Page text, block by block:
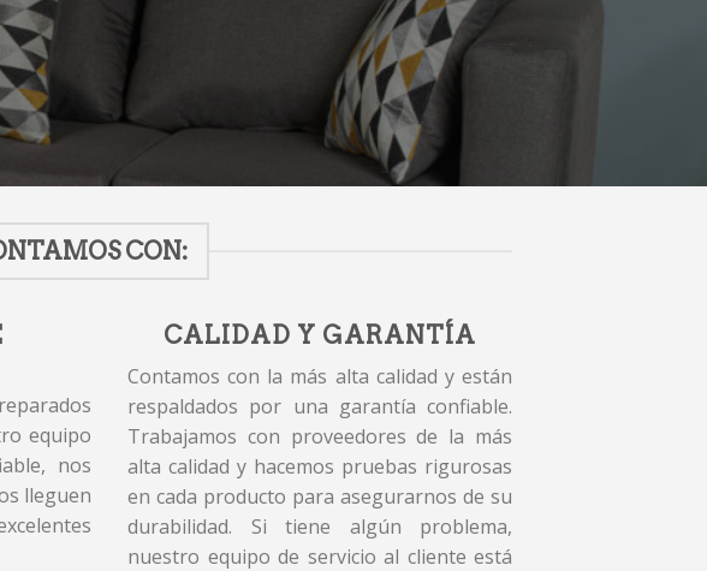
CON:
equipo
nos
lleguen
CALIDAD Y GARANTÍA
Contamos con la más alta calidad y están
respaldados por una garantía confiable.
Trabajamos con proveedores de la más
alta calidad y hacemos pruebas rigurosas
en cada producto para asegurarnos de su
durabilidad. Si tiene algún problema,
nuestro equipo de servicio al cliente está